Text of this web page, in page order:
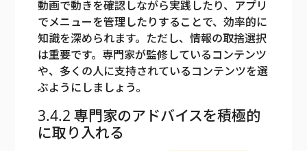
動画で動きを確認しながら実践したり、アプリ
でメニューを管理したりすることで、効率的に
知識を深められます。ただし、情報の取捨選択
は重要です。専門家が監修しているコンテンツ
や、多くの人に支持されているコンテンツを選
ぶようにしましょう。
3.4.2 専門家のアドバイスを積極的
に取り入れる